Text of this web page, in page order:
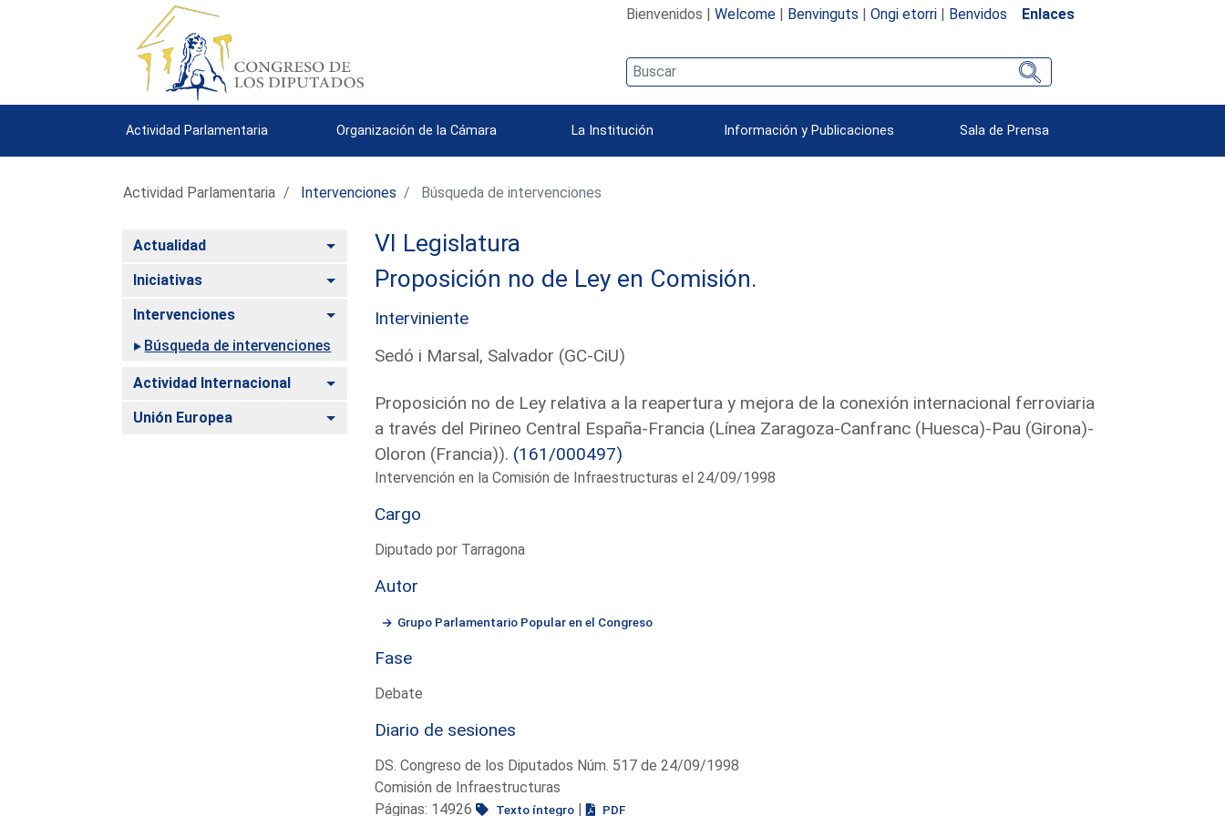
Bienvenidos | Welcome| Benvinguts | Ongi etorri| Benvidos Enlaces
Actividad Parlamentaria Organización de la Cámara La Institución Información y Publicaciones Sala de Prensa
Actividad Parlamentaria Intervenciones Búsqueda de intervenciones
Actualidad Alternar
Iniciativas Alternar
Intervenciones
Alternar
Búsqueda de intervenciones
Actividad Internacional Alternar
Unión Europea Alternar
VI Legislatura
Proposición no de Ley en Comisión.
Interviniente
Sedó i Marsal, Salvador (GC-CiU)
Proposición no de Ley relativa a la reapertura y mejora de la conexión internacional ferroviaria
a través del Pirineo Central España-Francia (Línea Zaragoza-Canfranc (Huesca)-Pau (Girona)-
Oloron (Francia)). (161/000497)
Intervención en la Comisión de Infraestructuras el 24/09/1998
Cargo
Diputado por Tarragona
Autor
Grupo Parlamentario Popular en el Congreso
Fase
Debate
Diario de sesiones
DS. Congreso de los Diputados Núm. 517 de 24/09/1998
Comisión de Infraestructuras
Páginas: 14926
Texto íntegro| PDF